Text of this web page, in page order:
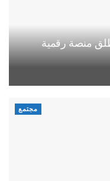
تطلق منصة رقمية
مجتمع